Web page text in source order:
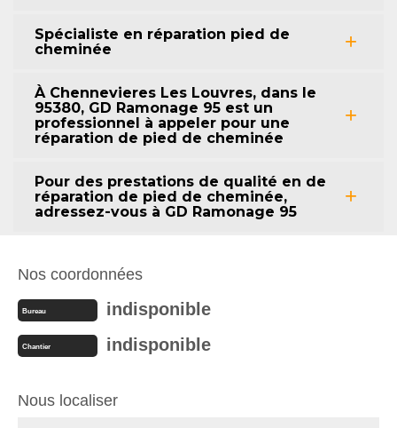
Spécialiste en réparation pied de
cheminée
À Chennevieres Les Louvres, dans le
95380, GD Ramonage 95 est un
professionnel à appeler pour une
réparation de pied de cheminée
Pour des prestations de qualité en de
réparation de pied de cheminée,
adressez-vous à GD Ramonage 95
Nos coordonnées
Bureau indisponible
Chantier indisponible
Nous localiser